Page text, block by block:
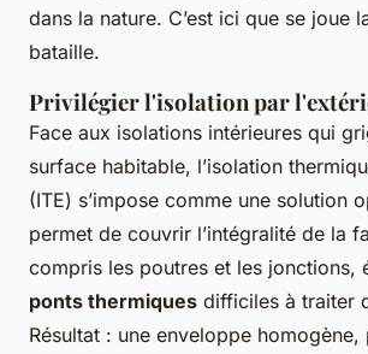
dans la nature. C’est ici que se joue
bataille.
Privilégier l'isolation par
Face aux isolations intérieures qui
surface habitable, l’isolation
(ITE) s’impose comme une solution
permet de couvrir l’intégralité de la
compris les poutres et les jonctions,
ponts thermiques difficiles à traiter
Résultat : une enveloppe homogène,